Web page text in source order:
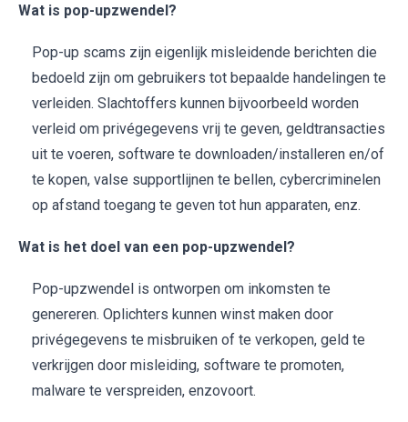
Wat is pop-upzwendel?
Pop-up scams zijn eigenlijk misleidende berichten die
bedoeld zijn om gebruikers tot bepaalde handelingen te
verleiden. Slachtoffers kunnen bijvoorbeeld worden
verleid om privégegevens vrij te geven, geldtransacties
uit te voeren, software te downloaden/installeren en/of
te kopen, valse supportlijnen te bellen, cybercriminelen
op afstand toegang te geven tot hun apparaten, enz.
Wat is het doel van een pop-upzwendel?
Pop-upzwendel is ontworpen om inkomsten te
genereren. Oplichters kunnen winst maken door
privégegevens te misbruiken of te verkopen, geld te
verkrijgen door misleiding, software te promoten,
malware te verspreiden, enzovoort.